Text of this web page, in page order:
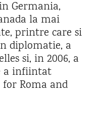
Germania,
la mai
printre care si
diplomatie, a
si, in 2006, a
a infiintat
Roma and